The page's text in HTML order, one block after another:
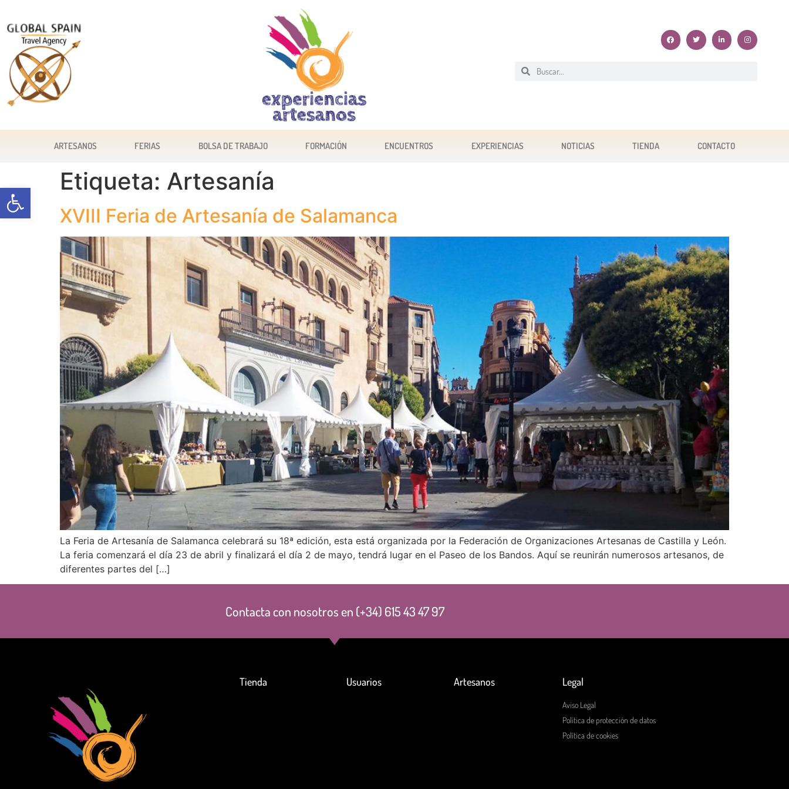
Abrir barra de herramientas
ARTESANOS FERIAS BOLSA DE TRABAJO FORMACIÓN ENCUENTROS EXPERIENCIAS NOTICIAS TIENDA CONTACTO
Etiqueta: Artesanía
XVIII Feria de Artesanía de Salamanca
La Feria de Artesanía de Salamanca celebrará su 18ª edición, esta está organizada por la Federación de Organizaciones Artesanas de Castilla y León.
La feria comenzará el día 23 de abril y finalizará el día 2 de mayo, tendrá lugar en el Paseo de los Bandos. Aquí se reunirán numerosos artesanos, de
diferentes partes del […]
Contacta con nosotros en (+34) 615 43 47 97
Tienda Usuarios Artesanos Legal
Aviso Legal
Política de protección de datos
Política de cookies